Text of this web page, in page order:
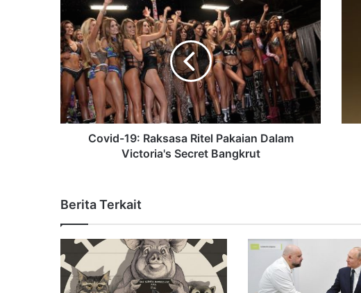
Covid-19: Raksasa Ritel Pakaian Dalam
Victoria's Secret Bangkrut
Berita Terkait